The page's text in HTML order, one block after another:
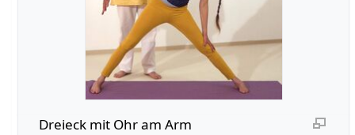
Dreieck mit Ohr am Arm